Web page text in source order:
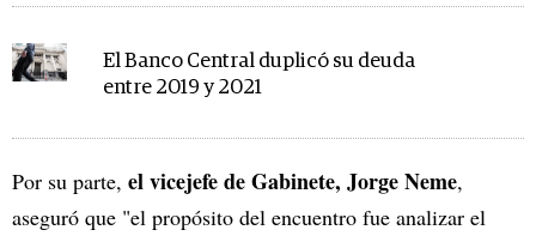
El Banco Central duplicó su deuda
entre 2019 y 2021
Por su parte, el vicejefe de Gabinete, Jorge Neme,
aseguró que "el propósito del encuentro fue analizar el